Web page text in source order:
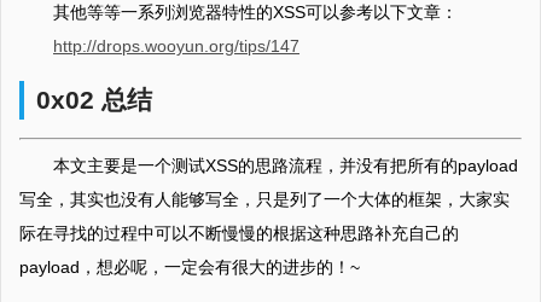
其他等等一系列浏览器特性的XSS可以参考以下文章：
http://drops.wooyun.org/tips/147
0x02 总结
本文主要是一个测试XSS的思路流程，并没有把所有的payload
写全，其实也没有人能够写全，只是列了一个大体的框架，大家实
际在寻找的过程中可以不断慢慢的根据这种思路补充自己的
payload，想必呢，一定会有很大的进步的！~